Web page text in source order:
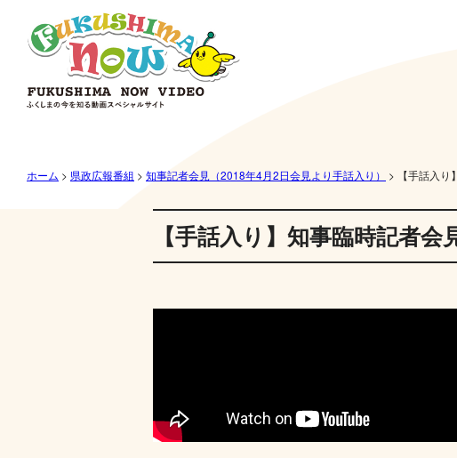
ホーム > 県政広報番組 > 知事記者会見（2018年4月2日会見より手話入り） > 【手話入
【手話入り】知事臨時記者